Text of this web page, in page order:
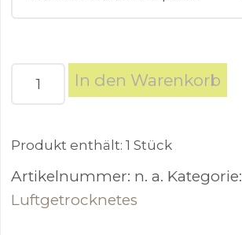
Ochsenziemer
getrocknet
Menge
In den Warenkorb
Produkt enthält: 1Stück
Artikelnummer: n. a. Kategorie:
Luftgetrocknetes